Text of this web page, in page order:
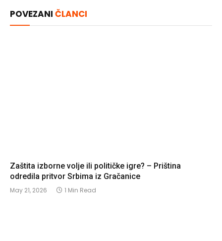
POVEZANI ČLANCI
Zaštita izborne volje ili političke igre? – Priština
odredila pritvor Srbima iz Gračanice
May 21, 2026 1 Min Read